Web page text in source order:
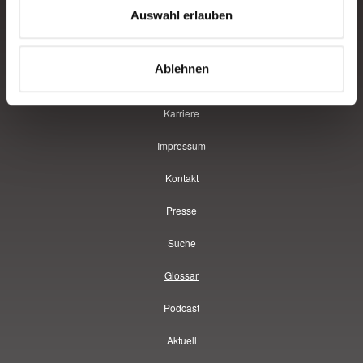
Auswahl erlauben
Ablehnen
Über uns
Karriere
Impressum
Kontakt
Presse
Suche
Glossar
Podcast
Aktuell